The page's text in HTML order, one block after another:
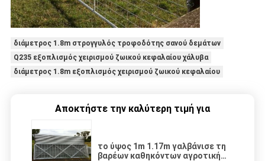
διάμετρος 1.8m στρογγυλός τροφοδότης σανού δεμάτων
Q235 εξοπλισμός χειρισμού ζωικού κεφαλαίου χάλυβα
διάμετρος 1.8m εξοπλισμός χειρισμού ζωικού κεφαλαίου
Αποκτήστε την καλύτερη τιμή για
το ύψος 1m 1.17m γαλβάνισε τη
βαρέων καθηκόντων αγροτική